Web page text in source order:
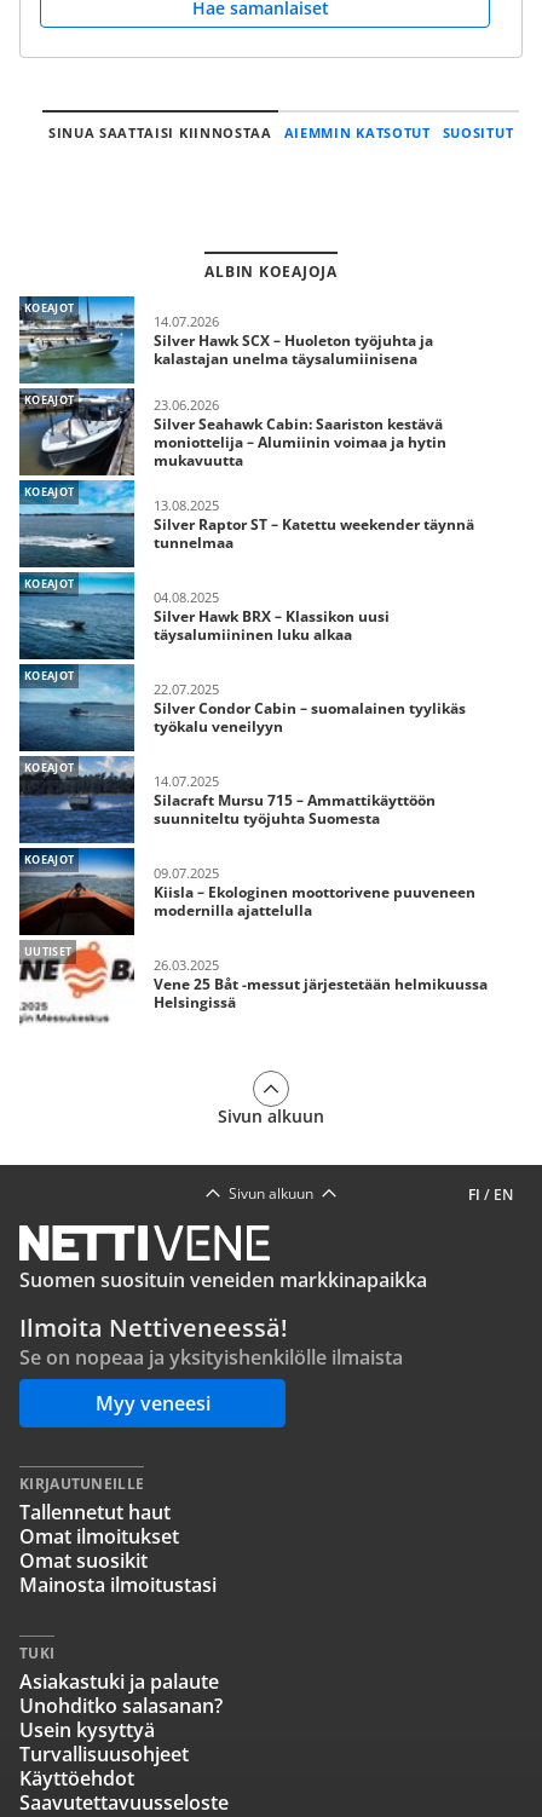
Hae samanlaiset
SINUA SAATTAISI KIINNOSTAA AIEMMIN KATSOTUT SUOSITUT
ALBIN KOEAJOJA
KOEAJOT
14.07.2026
Silver Hawk SCX – Huoleton työjuhta ja
kalastajan unelma täysalumiinisena
KOEAJOT 23.06.2026
Silver Seahawk Cabin: Saariston kestävä
moniottelija – Alumiinin voimaa ja hytin
mukavuutta
KOEAJOT
13.08.2025
Silver Raptor ST – Katettu weekender täynnä
tunnelmaa
KOEAJOT
04.08.2025
Silver Hawk BRX – Klassikon uusi
täysalumiininen luku alkaa
KOEAJOT
22.07.2025
Silver Condor Cabin – suomalainen tyylikäs
työkalu veneilyyn
KOEAJOT
14.07.2025
Silacraft Mursu 715 – Ammattikäyttöön
suunniteltu työjuhta Suomesta
KOEAJOT
09.07.2025
Kiisla – Ekologinen moottorivene puuveneen
modernilla ajattelulla
UUTISET
26.03.2025
Vene 25 Båt -messut järjestetään helmikuussa
Helsingissä
Sivun alkuun
FI / EN
Sivun alkuun
Suomen suosituin veneiden markkinapaikka
Ilmoita Nettiveneessä!
Se on nopeaa ja yksityishenkilölle ilmaista
Myy veneesi
KIRJAUTUNEILLE
Tallennetut haut
Omat ilmoitukset
Omat suosikit
Mainosta ilmoitustasi
TUKI
Asiakastuki ja palaute
Unohditko salasanan?
Usein kysyttyä
Turvallisuusohjeet
Käyttöehdot
Saavutettavuusseloste